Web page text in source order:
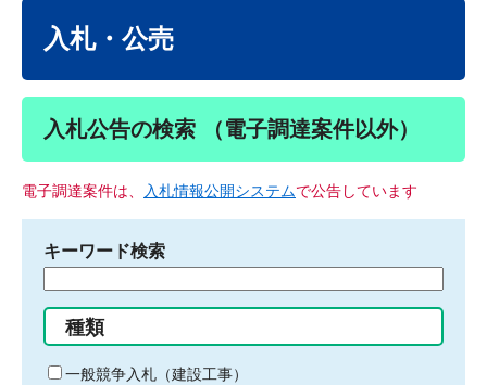
入札・公売
入札公告の検索 （電子調達案件以外）
電子調達案件は、 入札情報公開システムで公告しています
キーワード検索
る
キ
種類
一般競争入札（建設工事）